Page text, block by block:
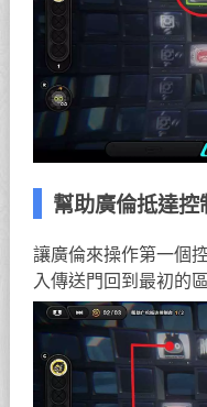
幫助廣倫抵達控
讓廣倫來操作第一個
入傳送門回到最初的